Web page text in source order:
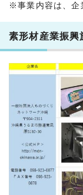
※事業内容は、企
素形材産業振興